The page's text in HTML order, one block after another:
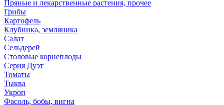
Пряные и лекарственные растения, прочее
Грибы
Картофель
Клубника, земляника
Салат
Сельдерей
Столовые корнеплоды
Серия Дуэт
Томаты
Тыква
Укроп
Фасоль, бобы, вигна